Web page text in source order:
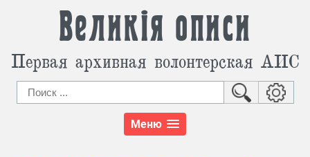
Великія описи
Первая архивная волонтерская АИС
Меню